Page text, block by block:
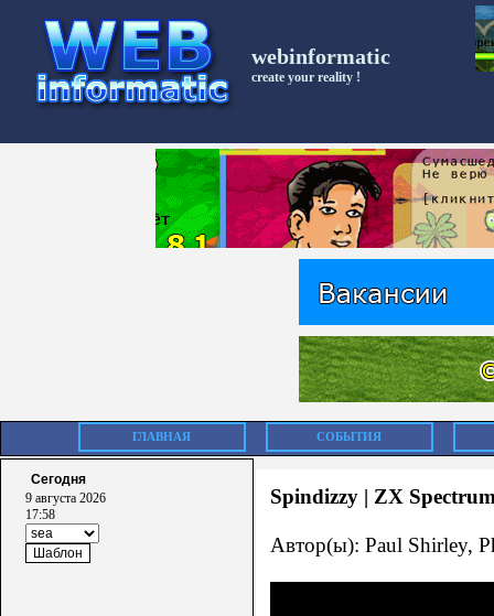
webinformatic
create your reality !
ГЛАВНАЯ СОБЫТИЯ
Сегодня
9 августа 2026
17:58
Spindizzy | ZX
Автор(ы): Paul Shirley,